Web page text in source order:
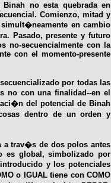
no esta quebrada en
Comienzo, mitad y
en cambio
Pasado, presente y futuro
no-secuencialmente con la
con el momento-presente
por todas las
no con una finalidad--en el
del potencial de Binah
dentro de un orden y
a trav�s de dos polos antes
es global, simbolizado por
y los potenciales
o IGUAL tiene con COMO